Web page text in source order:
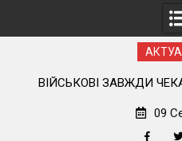
ВІЙСЬКОВІ ЗАВЖДИ
09